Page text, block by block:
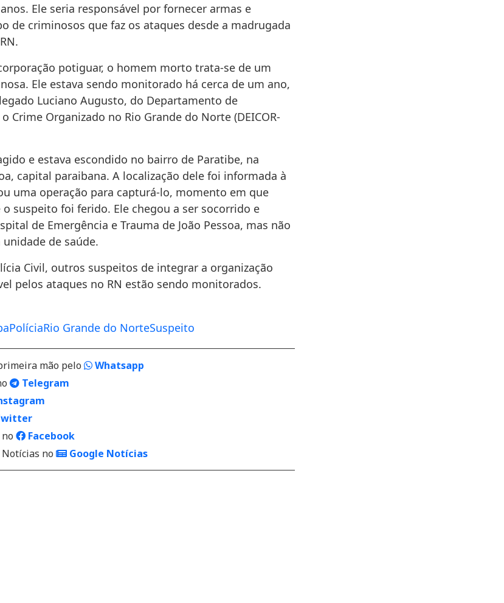
Ele seria responsável por fornecer armas e
de criminosos que faz os ataques desde a madrugada
potiguar, o homem morto trata-se de um
Ele estava sendo monitorado há cerca de um ano,
Luciano Augusto, do Departamento de
Crime Organizado no Rio Grande do Norte (DEICOR-
e estava escondido no bairro de Paratibe, na
capital paraibana. A localização dele foi informada à
uma operação para capturá-lo, momento em que
suspeito foi ferido. Ele chegou a ser socorrido e
de Emergência e Trauma de João Pessoa, mas não
de saúde.
Civil, outros suspeitos de integrar a organização
pelos ataques no RN estão sendo monitorados.
PolíciaRio Grande do NorteSuspeito
mão pelo
Whatsapp
Telegram
Facebook
Notícias no
Google Notícias